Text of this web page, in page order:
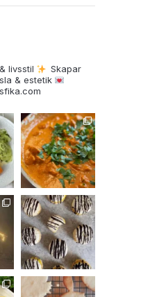
livsstil
Skapar
& estetik